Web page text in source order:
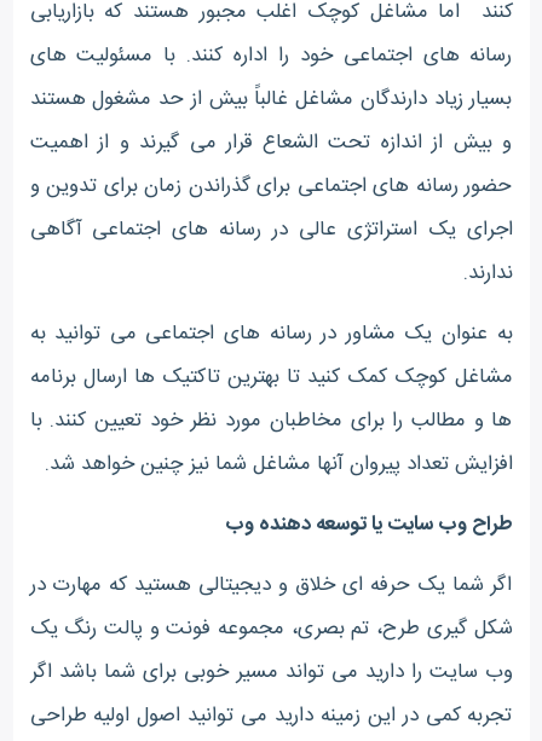
کنند اما مشاغل کوچک اغلب مجبور هستند که بازاریابی
رسانه های اجتماعی خود را اداره کنند. با مسئولیت های
بسیار زیاد دارندگان مشاغل غالباً بیش از حد مشغول هستند
و بیش از اندازه تحت الشعاع قرار می گیرند و از اهمیت
حضور رسانه های اجتماعی برای گذراندن زمان برای تدوین و
اجرای یک استراتژی عالی در رسانه های اجتماعی آگاهی
ندارند.
به عنوان یک مشاور در رسانه های اجتماعی می توانید به
مشاغل کوچک کمک کنید تا بهترین تاکتیک ها ارسال برنامه
ها و مطالب را برای مخاطبان مورد نظر خود تعیین کنند. با
افزایش تعداد پیروان آنها مشاغل شما نیز چنین خواهد شد.
طراح وب سایت یا توسعه دهنده وب
اگر شما یک حرفه ای خلاق و دیجیتالی هستید که مهارت در
شکل گیری طرح، تم بصری، مجموعه فونت و پالت رنگ یک
وب سایت را دارید می تواند مسیر خوبی برای شما باشد اگر
تجربه کمی در این زمینه دارید می توانید اصول اولیه طراحی